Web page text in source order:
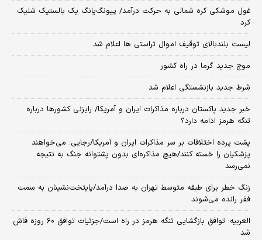
غول موشکی کره شمالی به حرکت درآمد/ پیونگ‌یانگ یک بالستیک شلیک
کرد
لیست بلندبالای توقیف اموال تراستی ها اعلام شد
موج جدید گرما در راه کشور
شرط جدید بازنشستگی اعلام شد
خبر جدید پاکستان درباره مذاکرات ایران و آمریکا/ رایزنی کشورها درباره
تنگه هرمز ادامه دارد؟
پشت پرده اختلافات بر سر مذاکرات ایران و آمریکا/رجایی: می‌خواهند
پزشکیان را خسته کنند/هیچ مذاکره‌ای بدون پشتوانه جنگ به نتیجه
نمی‌رسد
زنگ خطر برای طبقه متوسط تهران به صدا درآمد/پایتخت‌نشینان به سمت
فقر رانده می‌شوند
العربیه: توافق بازگشایی تنگه هرمز در راه است/جزئیات توافق ۶۰ روزه فاش
شد